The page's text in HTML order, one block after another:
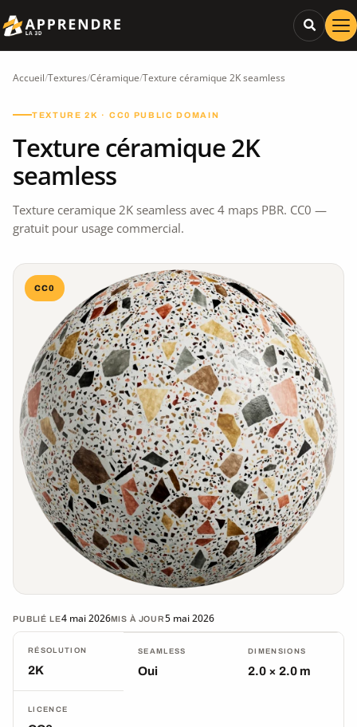
Accueil/Textures/Céramique/Texture céramique 2K seamless
TEXTURE 2K · CC0 PUBLIC DOMAIN
Texture céramique 2K
seamless
Texture ceramique 2K seamless avec 4 maps PBR. CC0 —
gratuit pour usage commercial.
CC0
PUBLIÉ LE4 mai 2026MIS À JOUR5 mai 2026
RÉSOLUTION
2K
SEAMLESS
Oui
DIMENSIONS
2.0 × 2.0 m
LICENCE